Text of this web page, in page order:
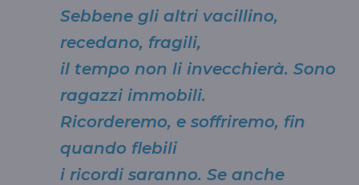
Sebbene gli altri vacillino,
recedano, fragili,
il tempo non li invecchierà. Sono
ragazzi immobili.
Ricorderemo, e soffriremo, fin
quando flebili
i ricordi saranno. Se anche